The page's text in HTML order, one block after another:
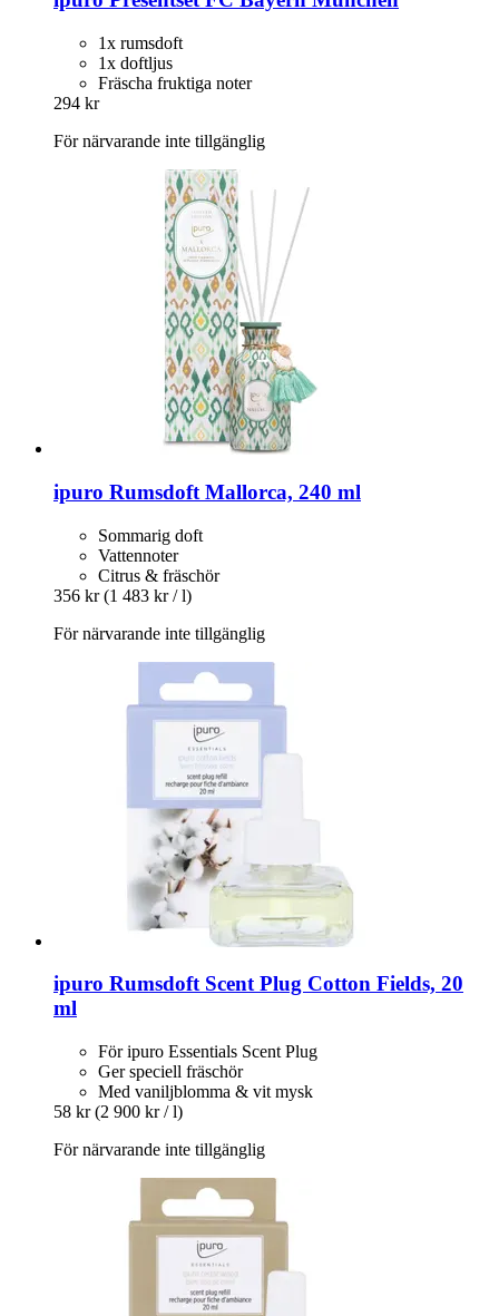
1x rumsdoft
1x doftljus
Fräscha fruktiga noter
294 kr
För närvarande inte tillgänglig
ipuro Rumsdoft Mallorca, 240 ml
Sommarig doft
Vattennoter
Citrus & fräschör
356 kr (1 483 kr / l)
För närvarande inte tillgänglig
ipuro Rumsdoft Scent Plug Cotton Fields, 20
ml
För ipuro Essentials Scent Plug
Ger speciell fräschör
Med vaniljblomma & vit mysk
58 kr (2 900 kr / l)
För närvarande inte tillgänglig